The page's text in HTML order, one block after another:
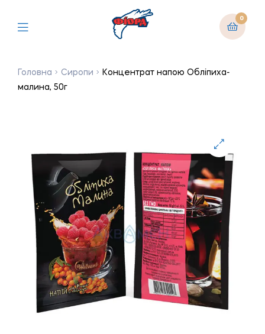
0
Головна Сиропи
Концентрат напою Обліпиха-
малина, 50г